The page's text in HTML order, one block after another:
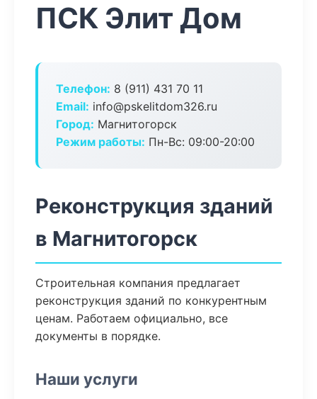
ПСК Элит Дом
Телефон: 8 (911) 431 70 11
Email: info@pskelitdom326.ru
Город: Магнитогорск
Режим работы: Пн-Вс: 09:00-20:00
Реконструкция зданий
в Магнитогорск
Строительная компания предлагает
реконструкция зданий по конкурентным
ценам. Работаем официально, все
документы в порядке.
Наши услуги